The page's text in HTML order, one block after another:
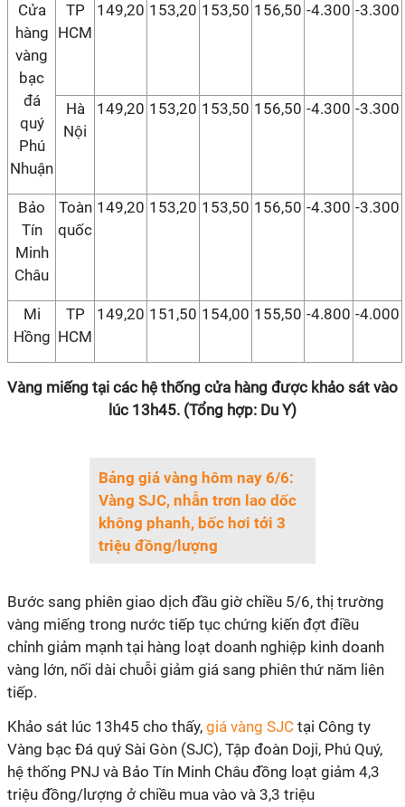
Cửa
hàng
vàng
bạc
đá
quý
Phú
Nhuận
TP
HCM
149,20 153,20 153,50 156,50 -4.300 -3.300
Hà
Nội
149,20 153,20 153,50 156,50 -4.300 -3.300
Bảo
Tín
Minh
Châu
Toàn
quốc
149,20 153,20 153,50 156,50 -4.300 -3.300
Mi
Hồng
TP
HCM
149,20 151,50 154,00 155,50 -4.800 -4.000
Vàng miếng tại các hệ thống cửa hàng được khảo sát vào
lúc 13h45. (Tổng hợp: Du Y)
Bảng giá vàng hôm nay 6/6:
Vàng SJC, nhẫn trơn lao dốc
không phanh, bốc hơi tới 3
triệu đồng/lượng
Bước sang phiên giao dịch đầu giờ chiều 5/6, thị trường
vàng miếng trong nước tiếp tục chứng kiến đợt điều
chỉnh giảm mạnh tại hàng loạt doanh nghiệp kinh doanh
vàng lớn, nối dài chuỗi giảm giá sang phiên thứ năm liên
tiếp.
Khảo sát lúc 13h45 cho thấy, giá vàng SJC tại Công ty
Vàng bạc Đá quý Sài Gòn (SJC), Tập đoàn Doji, Phú Quý,
hệ thống PNJ và Bảo Tín Minh Châu đồng loạt giảm 4,3
triệu đồng/lượng ở chiều mua vào và 3,3 triệu